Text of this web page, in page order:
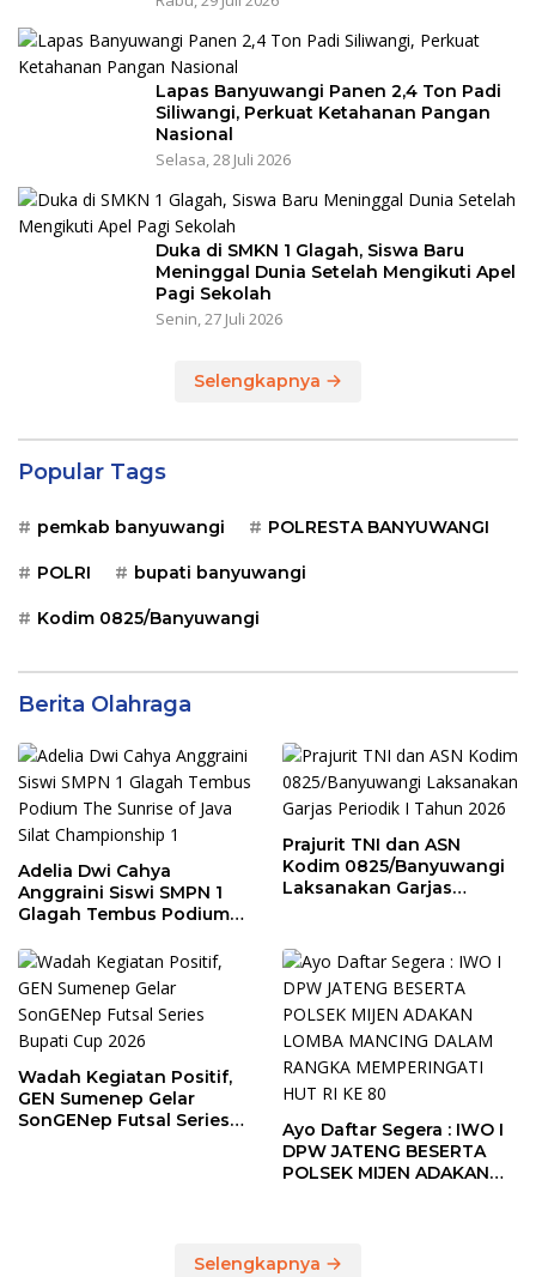
Lapas Banyuwangi Panen 2,4 Ton Padi
Siliwangi, Perkuat Ketahanan Pangan
Nasional
Selasa, 28 Juli 2026
Duka di SMKN 1 Glagah, Siswa Baru
Meninggal Dunia Setelah Mengikuti Apel
Pagi Sekolah
Senin, 27 Juli 2026
Selengkapnya
Popular Tags
pemkab banyuwangi POLRESTA BANYUWANGI
POLRI bupati banyuwangi
Kodim 0825/Banyuwangi
Berita Olahraga
Adelia Dwi Cahya
Anggraini Siswi SMPN 1
Glagah Tembus Podium
Championship 1
Prajurit TNI dan ASN
Kodim 0825/Banyuwangi
Laksanakan Garjas
Wadah Kegiatan Positif,
GEN Sumenep Gelar
SonGENep Futsal Series
Ayo Daftar Segera : IWO I
DPW JATENG BESERTA
POLSEK MIJEN ADAKAN
Selengkapnya